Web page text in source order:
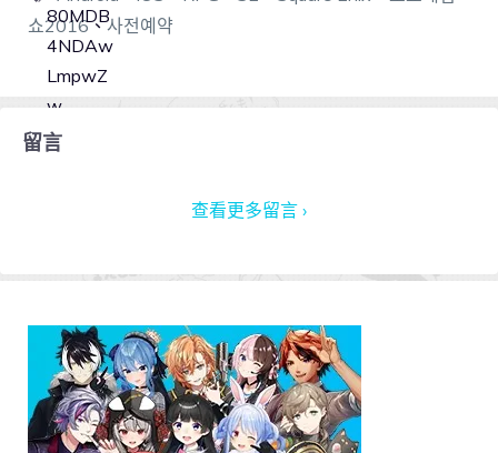
쇼2016、사전예약
留言
查看更多留言 ›